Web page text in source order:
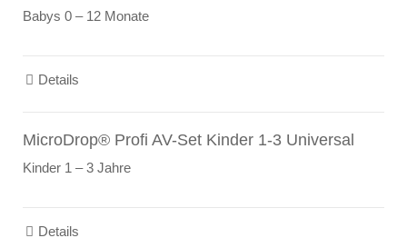
Babys 0 – 12 Monate
Details
MicroDrop® Profi AV-Set Kinder 1-3 Universal
Kinder 1 – 3 Jahre
Details